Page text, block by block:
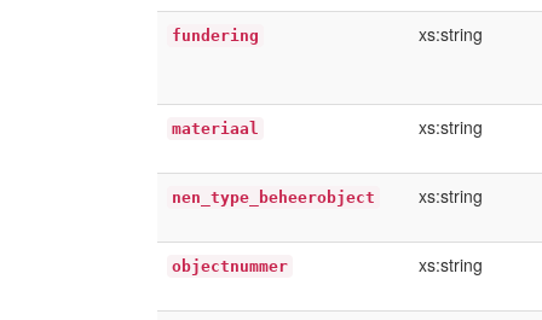
fundering xs:string
materiaal xs:string
nen_type_beheerobject xs:string
objectnummer xs:string